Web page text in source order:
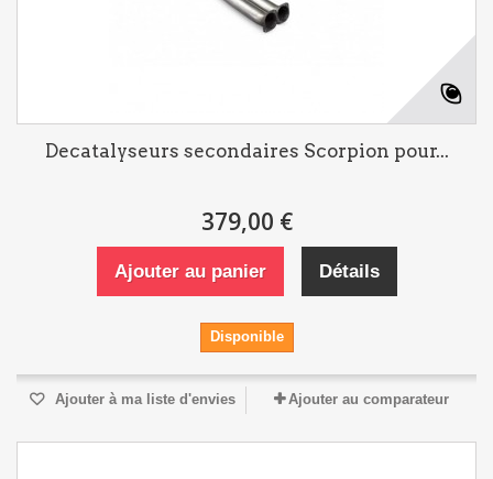
Decatalyseurs secondaires Scorpion pour...
379,00 €
Ajouter au panier Détails
Disponible
Ajouter à ma liste d'envies Ajouter au comparateur